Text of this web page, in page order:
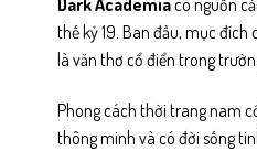
Dark Academiacó nguồn
thế kỷ 19. Ban đầu, mục
là văn thơ cổ điển trong
Phong cách thời trang nam
thông minh và có đời sống